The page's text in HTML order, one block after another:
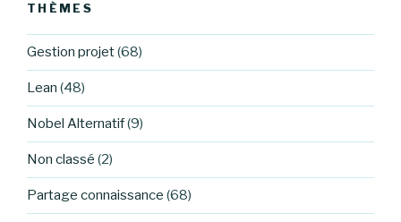
THÈMES
Gestion projet(68)
Lean (48)
Nobel Alternatif(9)
Non classé (2)
Partage connaissance (68)